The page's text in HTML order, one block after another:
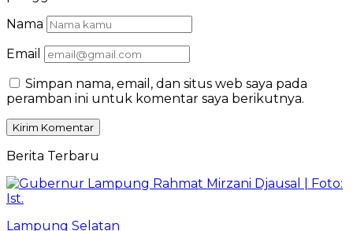
Nama
Email
Simpan nama, email, dan situs web saya pada
peramban ini untuk komentar saya berikutnya.
Berita Terbaru
Lampung Selatan